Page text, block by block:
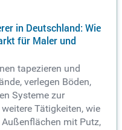
in Deutschland: Wie
für Maler und
tapezieren und
verlegen Böden,
Systeme zur
Tätigkeiten, wie
mit Putz,